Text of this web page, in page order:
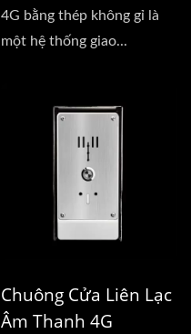
4G bằng thép không gỉ là
một hệ thống giao...
Chuông Cửa Liên Lạc
Âm Thanh 4G